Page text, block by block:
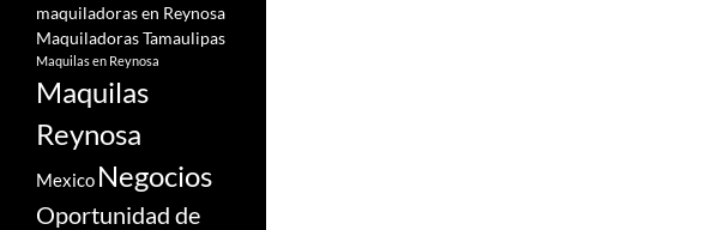
maquiladoras en Reynosa
Maquiladoras Tamaulipas
Maquilas en Reynosa
Maquilas
Reynosa
Mexico Negocios
Oportunidad de